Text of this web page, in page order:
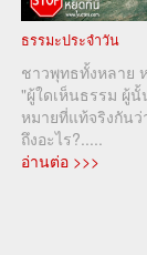
ธรรมะประจำวัน
ชาวพุทธทั้งหลาย
"ผู้ใดเห็นธรรม ผู้นั้
หมายที่แท้จริงกันว่
ถึงอะไร?.....
อ่านต่อ >>>